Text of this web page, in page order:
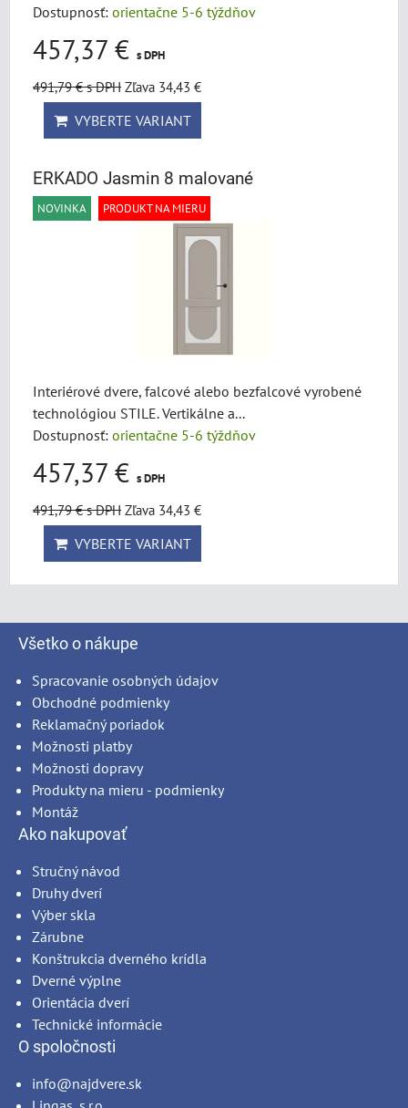
Dostupnosť: orientačne 5-6 týždňov
457,37 € s DPH
491,79 €s DPH Zľava 34,43 €
VYBERTE VARIANT
ERKADO Jasmin 8 malované
NOVINKA PRODUKT NA MIERU
Interiérové dvere, falcové alebo bezfalcové vyrobené
technológiou STILE. Vertikálne a...
Dostupnosť: orientačne 5-6 týždňov
457,37 € s DPH
491,79 €s DPH Zľava 34,43 €
VYBERTE VARIANT
Všetko o nákupe
Spracovanie osobných údajov
Obchodné podmienky
Reklamačný poriadok
Možnosti platby
Možnosti dopravy
Produkty na mieru - podmienky
Montáž
Ako nakupovať
Stručný návod
Druhy dverí
Výber skla
Zárubne
Konštrukcia dverného krídla
Dverné výplne
Orientácia dverí
Technické informácie
O spoločnosti
info@najdvere.sk